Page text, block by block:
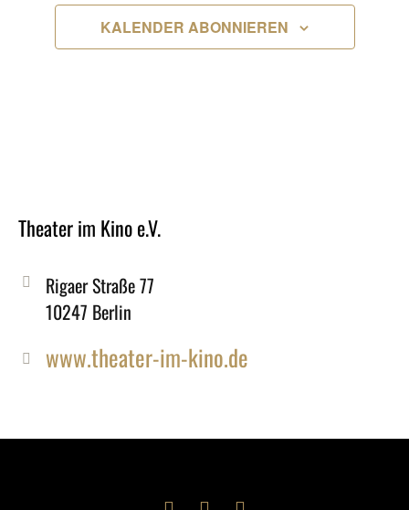
KALENDER ABONNIEREN
Theater im Kino e.V.
Rigaer Straße 77
10247 Berlin
www.theater-im-kino.de